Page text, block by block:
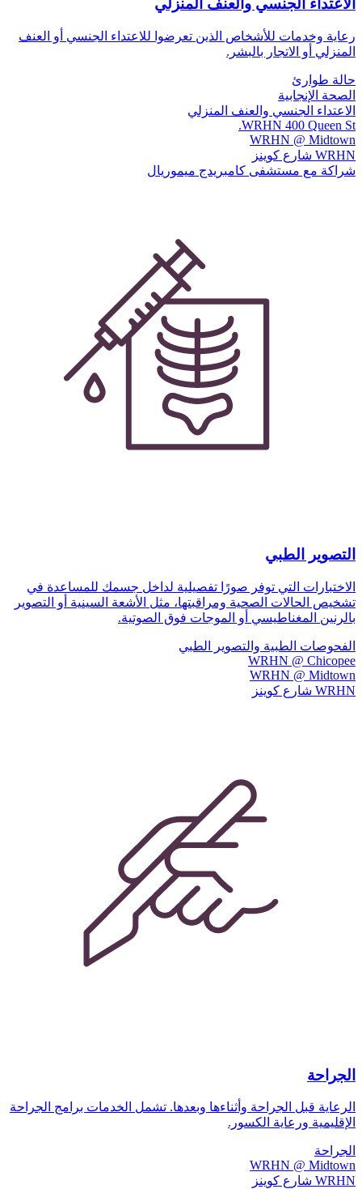
الاعتداء الجنسي والعنف المنزلي
رعاية وخدمات للأشخاص الذين تعرضوا للاعتداء الجنسي أو العنف
المنزلي أو الاتجار بالبشر.
حالة طوارئ
الصحة الإنجابية
الاعتداء الجنسي والعنف المنزلي
WRHN 400 Queen St.
WRHN @ Midtown
WRHN شارع كوينز
شراكة مع مستشفى كامبريدج ميموريال
التصوير الطبي
الاختبارات التي توفر صورًا تفصيلية لداخل جسمك للمساعدة في
تشخيص الحالات الصحية ومراقبتها، مثل الأشعة السينية أو التصوير
بالرنين المغناطيسي أو الموجات فوق الصوتية.
الفحوصات الطبية والتصوير الطبي
WRHN @ Chicopee
WRHN @ Midtown
WRHN شارع كوينز
الجراحة
الرعاية قبل الجراحة وأثناءها وبعدها. تشمل الخدمات برامج الجراحة
الإقليمية ورعاية الكسور.
الجراحة
WRHN @ Midtown
WRHN شارع كوينز